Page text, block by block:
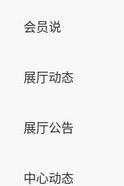
会员说
展厅动态
展厅公告
中心动态